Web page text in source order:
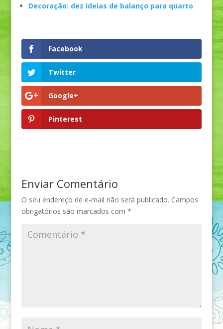
Decoração: dez ideias de balanço para quarto
Facebook
Twitter
Google+
Pinterest
Enviar Comentário
O seu endereço de e-mail não será publicado. Campos
obrigatórios são marcados com *